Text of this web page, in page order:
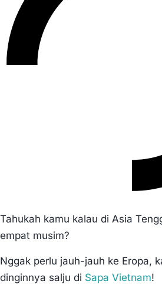
Tahukah kamu kalau di Asia
empat musim?
Nggak perlu jauh-jauh ke Eropa,
dinginnya salju di Sapa Vietnam!